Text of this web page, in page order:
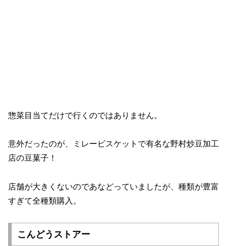
惣菜目当てだけで行くのではありません。
意外だったのが、ミレービスケットで有名な野村炒豆加工
店の豆菓子！
店舗が大きくないのであなどっていましたが、種類が豊富
すぎて全種類購入。
こんどうストアー